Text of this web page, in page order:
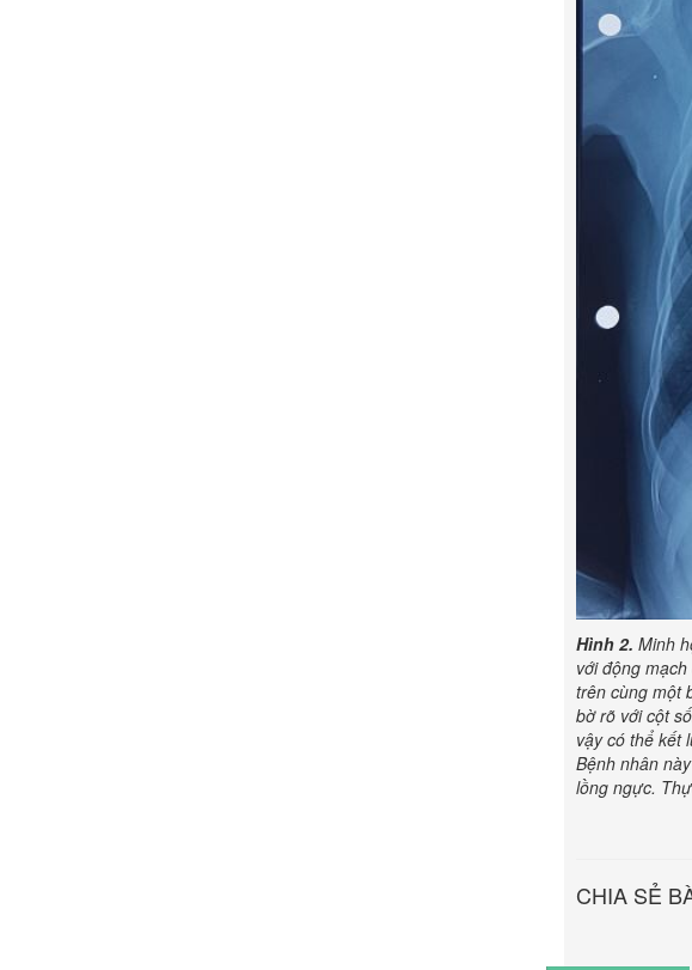
Hình 2. Minh
với động
trên cùng một
bờ rõ với cột
vậy có thể kết
Bệnh nhân
lồng ngực.
CHIA SẺ